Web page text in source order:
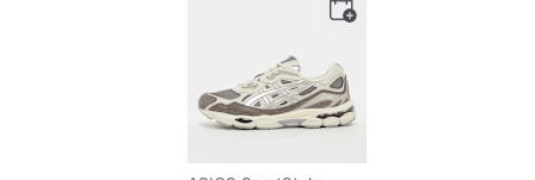
Makkelijk te onderhouden
Veters voor optimale grip